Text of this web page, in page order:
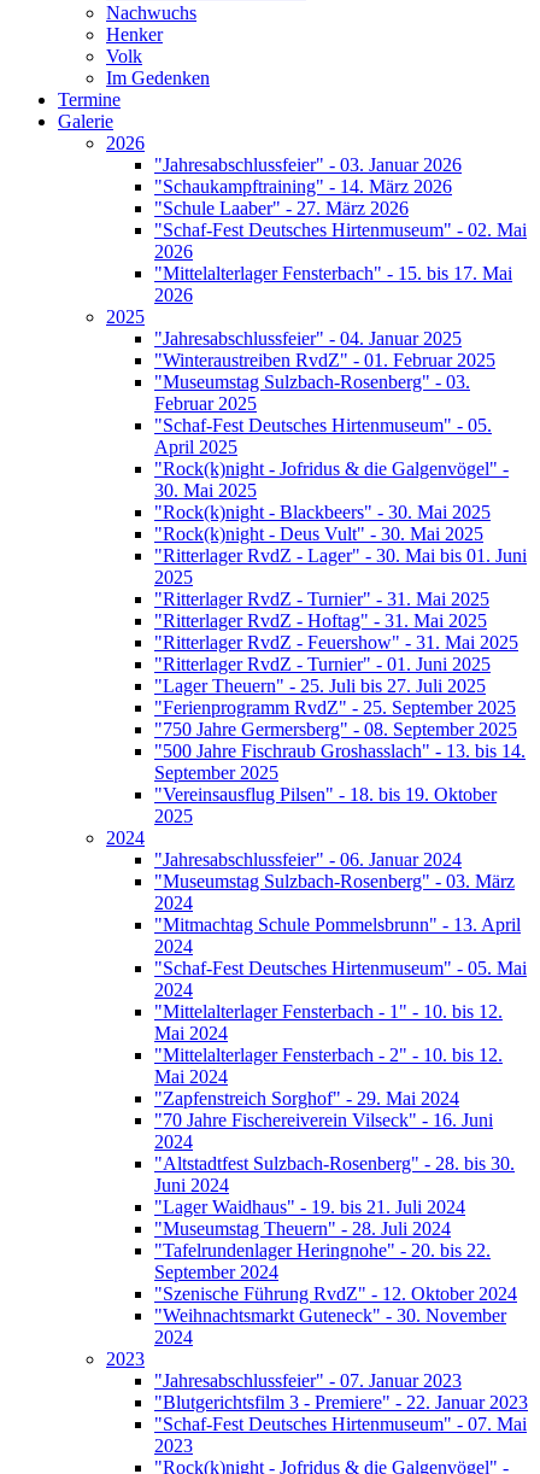
Nachwuchs
Henker
Volk
Im Gedenken
Termine
Galerie
2026
"Jahresabschlussfeier" - 03. Januar 2026
"Schaukampftraining" - 14. März 2026
"Schule Laaber" - 27. März 2026
"Schaf-Fest Deutsches Hirtenmuseum" - 02. Mai
2026
"Mittelalterlager Fensterbach" - 15. bis 17. Mai
2026
2025
"Jahresabschlussfeier" - 04. Januar 2025
"Winteraustreiben RvdZ" - 01. Februar 2025
"Museumstag Sulzbach-Rosenberg" - 03.
Februar 2025
"Schaf-Fest Deutsches Hirtenmuseum" - 05.
April 2025
"Rock(k)night - Jofridus & die Galgenvögel" -
30. Mai 2025
"Rock(k)night - Blackbeers" - 30. Mai 2025
"Rock(k)night - Deus Vult" - 30. Mai 2025
"Ritterlager RvdZ - Lager" - 30. Mai bis 01. Juni
2025
"Ritterlager RvdZ - Turnier" - 31. Mai 2025
"Ritterlager RvdZ - Hoftag" - 31. Mai 2025
"Ritterlager RvdZ - Feuershow" - 31. Mai 2025
"Ritterlager RvdZ - Turnier" - 01. Juni 2025
"Lager Theuern" - 25. Juli bis 27. Juli 2025
"Ferienprogramm RvdZ" - 25. September 2025
"750 Jahre Germersberg" - 08. September 2025
"500 Jahre Fischraub Groshasslach" - 13. bis 14.
September 2025
"Vereinsausflug Pilsen" - 18. bis 19. Oktober
2025
2024
"Jahresabschlussfeier" - 06. Januar 2024
"Museumstag Sulzbach-Rosenberg" - 03. März
2024
"Mitmachtag Schule Pommelsbrunn" - 13. April
2024
"Schaf-Fest Deutsches Hirtenmuseum" - 05. Mai
2024
"Mittelalterlager Fensterbach - 1" - 10. bis 12.
Mai 2024
"Mittelalterlager Fensterbach - 2" - 10. bis 12.
Mai 2024
"Zapfenstreich Sorghof" - 29. Mai 2024
"70 Jahre Fischereiverein Vilseck" - 16. Juni
2024
"Altstadtfest Sulzbach-Rosenberg" - 28. bis 30.
Juni 2024
"Lager Waidhaus" - 19. bis 21. Juli 2024
"Museumstag Theuern" - 28. Juli 2024
"Tafelrundenlager Heringnohe" - 20. bis 22.
September 2024
"Szenische Führung RvdZ" - 12. Oktober 2024
"Weihnachtsmarkt Guteneck" - 30. November
2024
2023
"Jahresabschlussfeier" - 07. Januar 2023
"Blutgerichtsfilm 3 - Premiere" - 22. Januar 2023
"Schaf-Fest Deutsches Hirtenmuseum" - 07. Mai
2023
"Rock(k)night - Jofridus & die Galgenvögel" -